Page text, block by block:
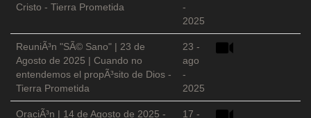
Cristo - Tierra Prometida
-
2025
ReuniÃ³n "SÃ© Sano" | 23 de
Agosto de 2025 | Cuando no
entendemos el propÃ³sito de Dios -
Tierra Prometida
23 -
ago
-
2025
OraciÃ³n | 14 de Agosto de 2025 -
17 -